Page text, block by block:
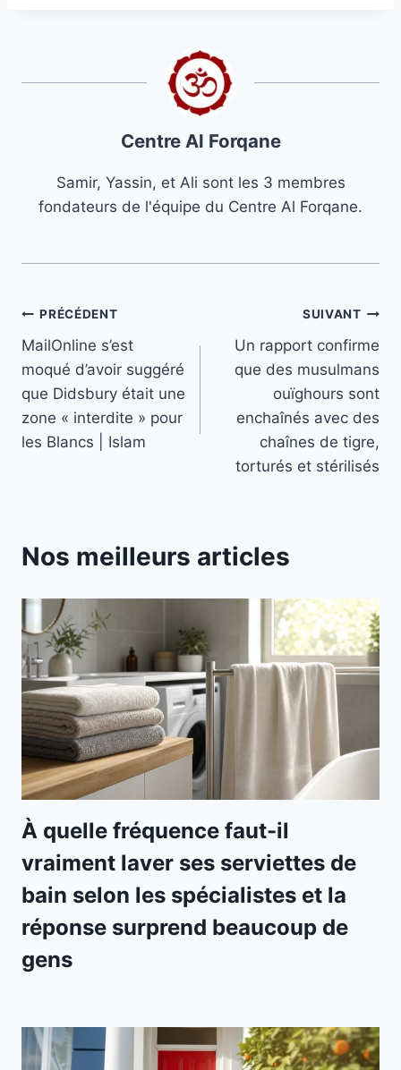
Centre Al Forqane
Samir, Yassin, et Ali sont les 3 membres
fondateurs de l'équipe du Centre Al Forqane.
Navigation
de
l’article
PRÉCÉDENT
MailOnline s’est
moqué d’avoir suggéré
que Didsbury était une
zone « interdite » pour
les Blancs | Islam
SUIVANT
Un rapport confirme
que des musulmans
ouïghours sont
enchaînés avec des
chaînes de tigre,
torturés et stérilisés
Nos meilleurs articles
À quelle fréquence faut-il
vraiment laver ses serviettes de
bain selon les spécialistes et la
réponse surprend beaucoup de
gens